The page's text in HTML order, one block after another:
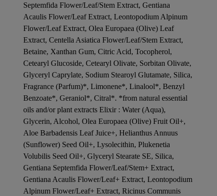
Septemfida Flower/Leaf/Stem Extract, Gentiana
Acaulis Flower/Leaf Extract, Leontopodium Alpinum
Flower/Leaf Extract, Olea Europaea (Olive) Leaf
Extract, Centella Asiatica Flower/Leaf/Stem Extract,
Betaine, Xanthan Gum, Citric Acid, Tocopherol,
Cetearyl Glucoside, Cetearyl Olivate, Sorbitan Olivate,
Glyceryl Caprylate, Sodium Stearoyl Glutamate, Silica,
Fragrance (Parfum)*, Limonene*, Linalool*, Benzyl
Benzoate*, Geraniol*, Citral*. *from natural essential
oils and/or plant extracts Elixir : Water (Aqua),
Glycerin, Alcohol, Olea Europaea (Olive) Fruit Oil+,
Aloe Barbadensis Leaf Juice+, Helianthus Annuus
(Sunflower) Seed Oil+, Lysolecithin, Plukenetia
Volubilis Seed Oil+, Glyceryl Stearate SE, Silica,
Gentiana Septemfida Flower/Leaf/Stem+ Extract,
Gentiana Acaulis Flower/Leaf+ Extract, Leontopodium
Alpinum Flower/Leaf+ Extract, Ricinus Communis